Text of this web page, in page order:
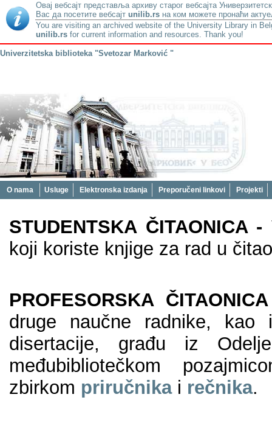
Овај вебсајт представља архиву старог вебсајта
Вас да посетите вебсајт unilib.rs на ком можете пронаћи
You are visiting an archived website of the University Library in
unilib.rs for current information and resources. Thank you!
Univerzitetska biblioteka "Svetozar Marković "
O nama Usluge Elektronska izdanja Preporučeni linkovi Projekti
STUDENTSKA
koji koriste knjige za rad u
PROFESORSKA ČITAONICA
druge naučne radnike,
disertacije, građu iz
međubibliotečkom
zbirkom priručnika i rečnika.